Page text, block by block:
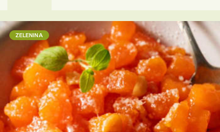
ZELENINA